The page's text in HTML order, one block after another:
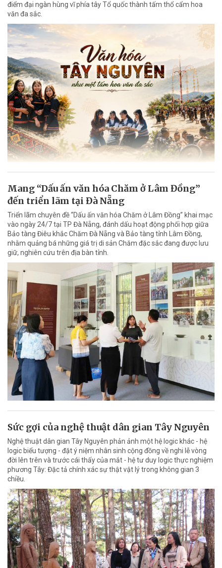
điểm đại ngàn hùng vĩ phía tây Tổ quốc thành tấm thổ cẩm hoa
văn đa sắc.
Mang “Dấu ấn văn hóa Chăm ở Lâm Đồng”
đến triển lãm tại Đà Nẵng
Triển lãm chuyên đề “Dấu ấn văn hóa Chăm ở Lâm Đồng” khai mạc
vào ngày 24/7 tại TP Đà Nẵng, đánh dấu hoạt động phối hợp giữa
Bảo tàng Điêu khắc Chăm Đà Nẵng và Bảo tàng tỉnh Lâm Đồng,
nhằm quảng bá những giá trị di sản Chăm đặc sắc đang được lưu
giữ, nghiên cứu trên địa bàn tỉnh.
Sức gợi của nghệ thuật dân gian Tây Nguyên
Nghệ thuật dân gian Tây Nguyên phản ảnh một hệ logic khác - hệ
logic biểu tượng - đặt ý niệm nhân sinh cộng đồng về nghi lễ vòng
đời lên trên và trước cái thấy của mắt - hệ tư duy logic thực nghiệm
phương Tây: Đặc tả chính xác sự thật vật lý trong không gian 3
chiều.